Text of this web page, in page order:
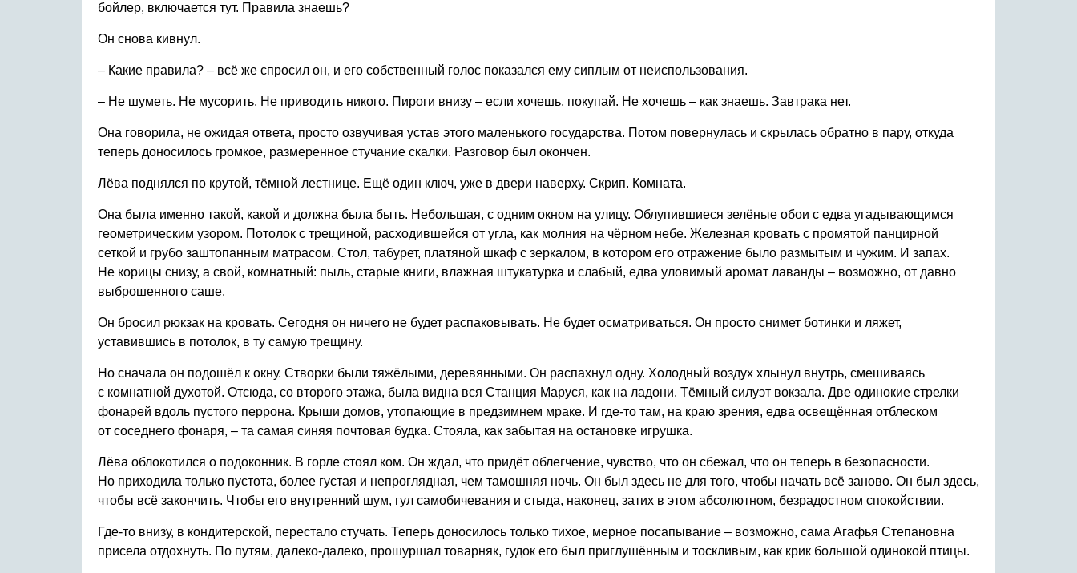
бойлер, включается тут. Правила знаешь?
Он снова кивнул.
– Какие правила? – всё же спросил он, и его собственный голос показался ему сиплым от неиспользования.
– Не шуметь. Не мусорить. Не приводить никого. Пироги внизу – если хочешь, покупай. Не хочешь – как знаешь. Завтрака нет.
Она говорила, не ожидая ответа, просто озвучивая устав этого маленького государства. Потом повернулась и скрылась обратно в пару, откуда
теперь доносилось громкое, размеренное стучание скалки. Разговор был окончен.
Лёва поднялся по крутой, тёмной лестнице. Ещё один ключ, уже в двери наверху. Скрип. Комната.
Она была именно такой, какой и должна была быть. Небольшая, с одним окном на улицу. Облупившиеся зелёные обои с едва угадывающимся
геометрическим узором. Потолок с трещиной, расходившейся от угла, как молния на чёрном небе. Железная кровать с промятой панцирной
сеткой и грубо заштопанным матрасом. Стол, табурет, платяной шкаф с зеркалом, в котором его отражение было размытым и чужим. И запах.
Не корицы снизу, а свой, комнатный: пыль, старые книги, влажная штукатурка и слабый, едва уловимый аромат лаванды – возможно, от давно
выброшенного саше.
Он бросил рюкзак на кровать. Сегодня он ничего не будет распаковывать. Не будет осматриваться. Он просто снимет ботинки и ляжет,
уставившись в потолок, в ту самую трещину.
Но сначала он подошёл к окну. Створки были тяжёлыми, деревянными. Он распахнул одну. Холодный воздух хлынул внутрь, смешиваясь
с комнатной духотой. Отсюда, со второго этажа, была видна вся Станция Маруся, как на ладони. Тёмный силуэт вокзала. Две одинокие стрелки
фонарей вдоль пустого перрона. Крыши домов, утопающие в предзимнем мраке. И где-то там, на краю зрения, едва освещённая отблеском
от соседнего фонаря, – та самая синяя почтовая будка. Стояла, как забытая на остановке игрушка.
Лёва облокотился о подоконник. В горле стоял ком. Он ждал, что придёт облегчение, чувство, что он сбежал, что он теперь в безопасности.
Но приходила только пустота, более густая и непроглядная, чем тамошняя ночь. Он был здесь не для того, чтобы начать всё заново. Он был здесь,
чтобы всё закончить. Чтобы его внутренний шум, гул самобичевания и стыда, наконец, затих в этом абсолютном, безрадостном спокойствии.
Где-то внизу, в кондитерской, перестало стучать. Теперь доносилось только тихое, мерное посапывание – возможно, сама Агафья Степановна
присела отдохнуть. По путям, далеко-далеко, прошуршал товарняк, гудок его был приглушённым и тоскливым, как крик большой одинокой птицы.